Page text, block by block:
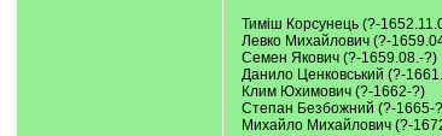
Тиміш Корсунець (?-
Левко Михайлович (?-
Семен Якович (?-1659.08.-?)
Данило Ценковський (?-
Клим Юхимович (?-1662-?)
Степан Безбожний (?-1665-
Михайло Михайлович (?-